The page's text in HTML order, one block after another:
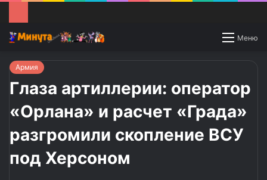
Меню
Switch
Армия
Глаза артиллерии: оператор
«Орлана» и расчет «Града»
разгромили скопление ВСУ
под Херсоном